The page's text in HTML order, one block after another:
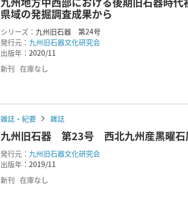
県域の発掘調査成果から
シリーズ： 九州旧石器 第24号
発行元： 九州旧石器文化研究会
出版年： 2020/11
新刊 在庫なし
雑誌・紀要 雑誌
九州旧石器 第23号 西北九州産黒曜石
発行元： 九州旧石器文化研究会
出版年： 2019/11
新刊 在庫なし